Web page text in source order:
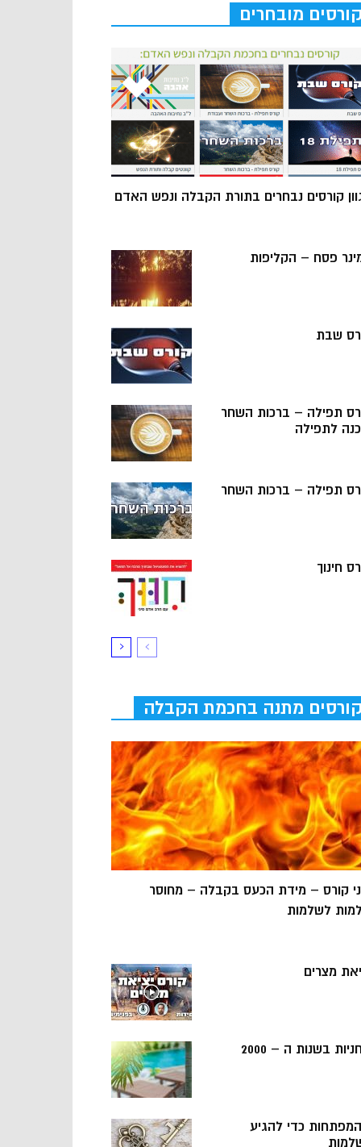
קורסים מובחרים
קורסים נבחרים בתורת הקבלה ונפש האדם
פסח – הקליפות
שבת
תפילה – ברכות השחר
לתפילה
תפילה – ברכות השחר
חינוך
קורסים מתנה בחכמת הקבלה
קורס – מידת הכעס בקבלה – מחוסר
לשלמות
מצרים
בשנות ה – 2000
5 המפתחות כדי להגיע